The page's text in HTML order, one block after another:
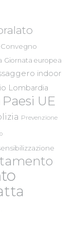
Convegno
Giornata europea
indoor
Lombardia
UE
Prevenzione